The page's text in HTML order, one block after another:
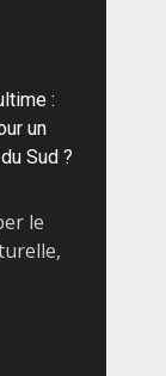
:
un
Sud ?
le